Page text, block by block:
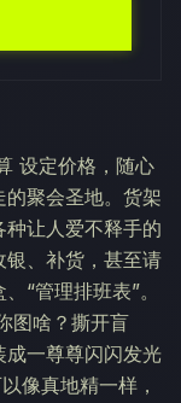
设定价格，随心
聚会圣地。货架
让人爱不释手的
、补货，甚至请
“管理排班表”。
图啥？撕开盲
一尊尊闪闪发光
像真地精一样，